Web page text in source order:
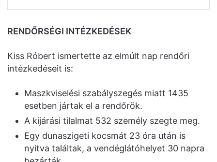
RENDŐRSÉGI INTÉZKEDÉSEK
Kiss Róbert ismertette az elmúlt nap rendőri
intézkedéseit is:
Maszkviselési szabályszegés miatt 1435
esetben jártak el a rendőrök.
A kijárási tilalmat 532 személy szegte meg.
Egy dunaszigeti kocsmát 23 óra után is
nyitva találtak, a vendéglátóhelyet 30 napra